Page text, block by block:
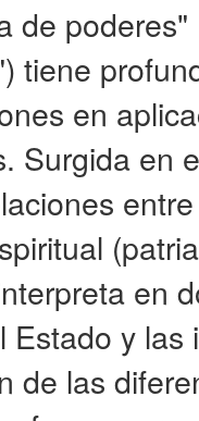
de
tiene
en
Surgida en
en
Estado y
de las